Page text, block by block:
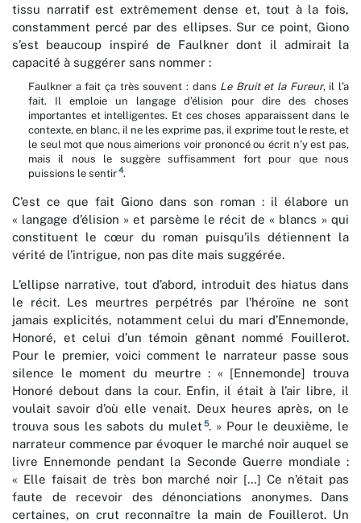
tissu narratif est extrêmement dense et, tout à la fois,
constamment percé par des ellipses. Sur ce point, Giono
s’est beaucoup inspiré de Faulkner dont il admirait la
capacité à suggérer sans nommer :
Faulkner a fait ça très souvent : dans Le Bruit et la Fureur, il l’a
fait. Il emploie un langage d’élision pour dire des choses
importantes et intelligentes. Et ces choses apparaissent dans le
contexte, en blanc, il ne les exprime pas, il exprime tout le reste, et
le seul mot que nous aimerions voir prononcé ou écrit n’y est pas,
mais il nous le suggère suffisamment fort pour que nous
puissions le sentir4.
C’est ce que fait Giono dans son roman : il élabore un
« langage d’élision » et parsème le récit de « blancs » qui
constituent le cœur du roman puisqu’ils détiennent la
vérité de l’intrigue, non pas dite mais suggérée.
L’ellipse narrative, tout d’abord, introduit des hiatus dans
le récit. Les meurtres perpétrés par l’héroïne ne sont
jamais explicités, notamment celui du mari d’Ennemonde,
Honoré, et celui d’un témoin gênant nommé Fouillerot.
Pour le premier, voici comment le narrateur passe sous
silence le moment du meurtre : « [Ennemonde] trouva
Honoré debout dans la cour. Enfin, il était à l’air libre, il
voulait savoir d’où elle venait. Deux heures après, on le
trouva sous les sabots du mulet 5. » Pour le deuxième, le
narrateur commence par évoquer le marché noir auquel se
livre Ennemonde pendant la Seconde Guerre mondiale :
« Elle faisait de très bon marché noir […] Ce n’était pas
faute de recevoir des dénonciations anonymes. Dans
certaines, on crut reconnaître la main de Fouillerot. Un